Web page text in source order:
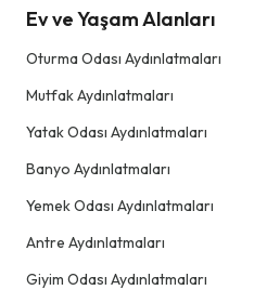
Ev ve Yaşam Alanları
Oturma Odası Aydınlatmaları
Mutfak Aydınlatmaları
Yatak Odası Aydınlatmaları
Banyo Aydınlatmaları
Yemek Odası Aydınlatmaları
Antre Aydınlatmaları
Giyim Odası Aydınlatmaları